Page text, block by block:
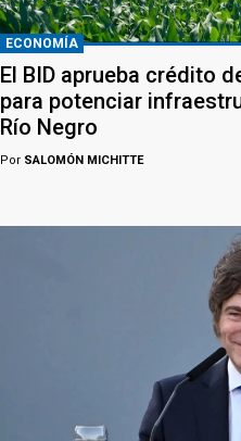
ECONOMÍA
El BID aprueba crédito
para potenciar
Río Negro
Por SALOMÓN MICHITTE